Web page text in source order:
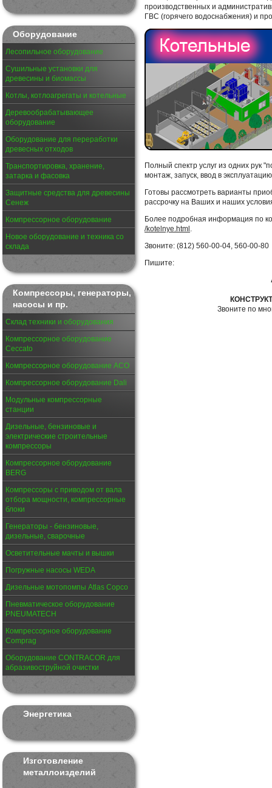
Оборудование
Лесопильное оборудование
Сушильные установки для
древесины и биомассы
Котлы, котлоагрегаты и котельные
Деревообрабатывающее
оборудование
Оборудование для переработки
древесных отходов
Транспортировка, хранение,
затарка и фасовка
Защитные средства для древесины
Сенеж
Компрессорное оборудование
Новое оборудование и техника со
склада
Компрессоры, генераторы,
насосы и пр.
Склад техники и оборудования
Компрессорное оборудование
Ceccato
Компрессорное оборудование АСО
Компрессорное оборудование Dali
Модульные компрессорные
станции
Дизельные, бензиновые и
электрические строительные
компрессоры
Компрессорное оборудование
BERG
Компрессоры с приводом от вала
отбора мощности, компрессорные
блоки
Генераторы - бензиновые,
дизельные, сварочные
Осветительные мачты и вышки
Погружные насосы WEDA
Дизельные мотопомпы Atlas Copco
Пневматическое оборудование
PNEUMATECH
Компрессорное оборудование
Comprag
Оборудование CONTRACOR для
абразивоструйной очистки
Энергетика
Изготовление
металлоизделий
производственных и
ГВС (горячего водоснабжения) и
Полный спектр услуг из одних рук
монтаж, запуск, ввод в
Готовы рассмотреть варианты
рассрочку на Ваших и наших
Более подробная информация по
/kotelnye.html.
Звоните: (812) 560-00-04, 560-00-80
Пишите:
Звоните по